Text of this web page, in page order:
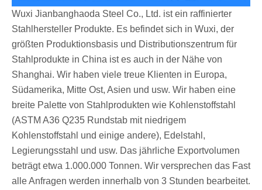
Wuxi Jianbanghaoda Steel Co., Ltd. ist ein raffinierter
Stahlhersteller Produkte. Es befindet sich in Wuxi, der
größten Produktionsbasis und Distributionszentrum für
Stahlprodukte in China ist es auch in der Nähe von
Shanghai. Wir haben viele treue Klienten in Europa,
Südamerika, Mitte Ost, Asien und usw. Wir haben eine
breite Palette von Stahlprodukten wie Kohlenstoffstahl
(ASTM A36 Q235 Rundstab mit niedrigem
Kohlenstoffstahl und einige andere), Edelstahl,
Legierungsstahl und usw. Das jährliche Exportvolumen
beträgt etwa 1.000.000 Tonnen. Wir versprechen das Fast
alle Anfragen werden innerhalb von 3 Stunden bearbeitet.